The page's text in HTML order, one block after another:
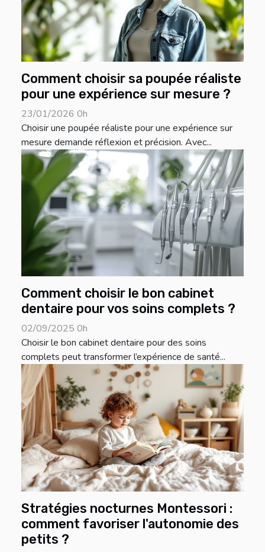
Comment choisir sa poupée réaliste
pour une expérience sur mesure ?
23/01/2026 0h
Choisir une poupée réaliste pour une expérience sur
mesure demande réflexion et précision. Avec...
Comment choisir le bon cabinet
dentaire pour vos soins complets ?
02/09/2025 0h
Choisir le bon cabinet dentaire pour des soins
complets peut transformer l’expérience de santé...
Stratégies nocturnes Montessori :
comment favoriser l'autonomie des
petits ?